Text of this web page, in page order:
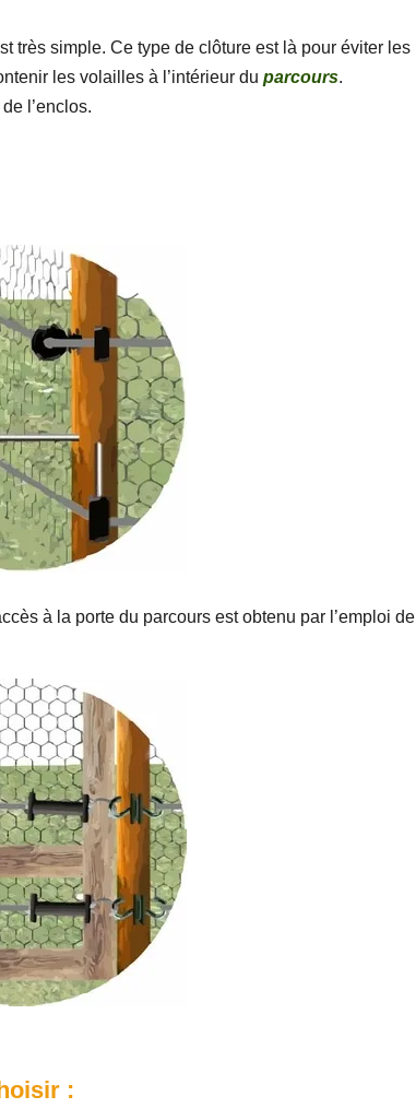
très simple. Ce type de clôture est là pour éviter les
les volailles à l’intérieur duparcours.
l’enclos.
à la porte du parcours est obtenu par l’emploi de
: